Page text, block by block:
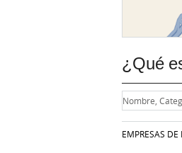
¿Qué
EMPRESAS DE